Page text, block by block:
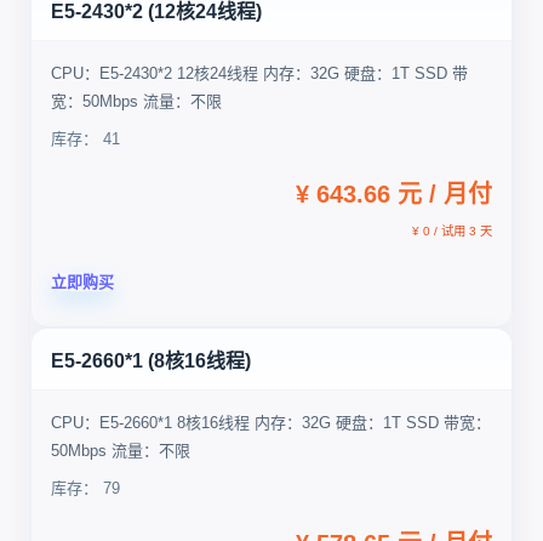
E5-2430*2 (12核24线程)
CPU：E5-2430*2 12核24线程 内存：32G 硬盘：1T SSD 带
宽：50Mbps 流量：不限
库存： 41
¥ 643.66 元 / 月付
¥ 0 / 试用 3 天
立即购买
E5-2660*1 (8核16线程)
CPU：E5-2660*1 8核16线程 内存：32G 硬盘：1T SSD 带宽：
50Mbps 流量：不限
库存： 79